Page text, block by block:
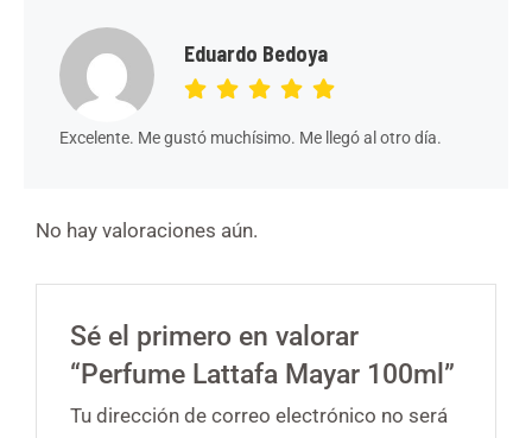
Eduardo Bedoya
Excelente. Me gustó muchísimo. Me llegó al otro día.
No hay valoraciones aún.
Sé el primero en valorar
“Perfume Lattafa Mayar 100ml”
Tu dirección de correo electrónico no será